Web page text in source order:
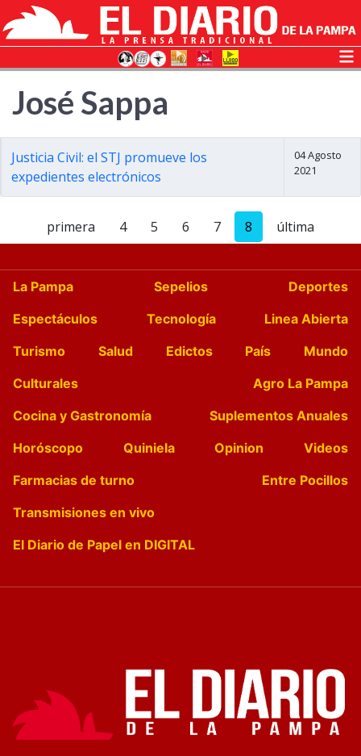
José Sappa
Justicia Civil: el STJ promueve los
expedientes electrónicos
04 Agosto
2021
primera 4 5 6 7 8 última
La Pampa Sepelios
Deportes
Espectáculos
Tecnología
Linea Abierta
Turismo
Salud Edictos País
Mundo
Culturales
Agro La Pampa
Cocina y Gastronomía
Suplementos Anuales
Horóscopo
Quiniela Opinion
Videos
Farmacias de turno
Entre Pocillos
Transmisiones en vivo
El Diario de Papel en DIGITAL